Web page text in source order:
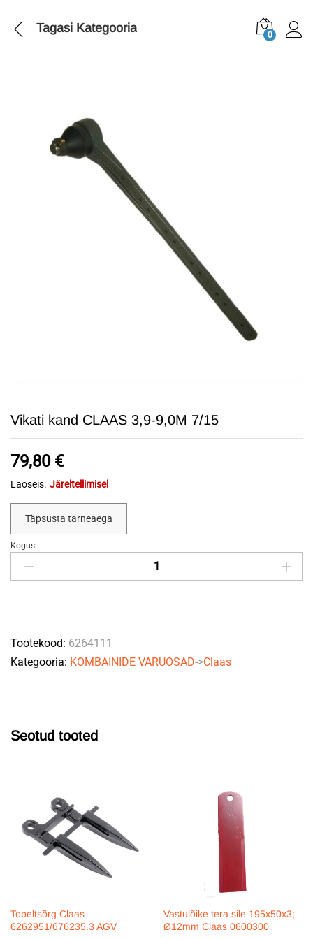
Tagasi Kategooria 0
Vikati kand CLAAS 3,9-9,0M 7/15
79,80 €
Laoseis: Järeltellimisel
Täpsusta tarneaega
Vikati
kand
9,0M
7/15
quantity
Kogus:
Tootekood: 6264111
Kategooria: KOMBAINIDE VARUOSAD->Claas
Seotud tooted
Topeltsõrg Claas
6262951/676235.3 AGV
Vastulõike tera sile 195x50x3;
Ø12mm Claas 0600300